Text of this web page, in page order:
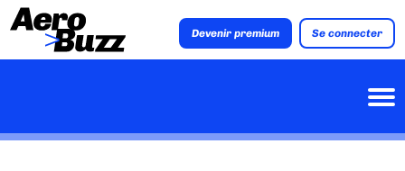
Devenir premium Se connecter